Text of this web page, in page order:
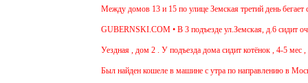
Между домов 13 и 15 по улице Земская третий день бегает
GUBERNSKI.COM • В 3 подъезде ул.Земская, д.6 сидит
Уездная , дом 2 . У подъезда дома сидит котёнок , 4-5 мес ,
Был найден кошеле в машине с утра по направлению в